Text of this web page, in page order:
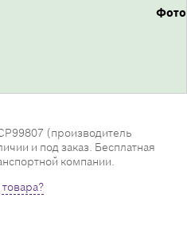
Фото
(производитель
и под заказ. Бесплатная
компании.